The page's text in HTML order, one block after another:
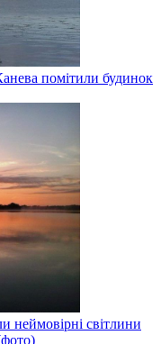
помітили будинок
неймовірні світлини